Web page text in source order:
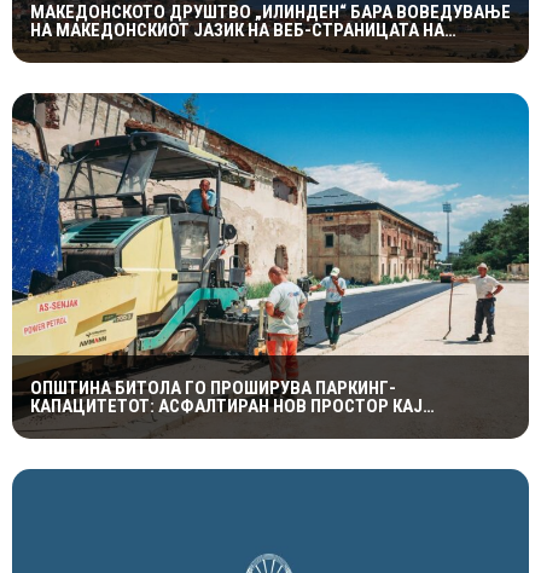
МАКЕДОНСКОТО ДРУШТВО „ИЛИНДЕН“ БАРА ВОВЕДУВАЊЕ
НА МАКЕДОНСКИОТ ЈАЗИК НА ВЕБ-СТРАНИЦАТА НА
ОПШТИНА ПУСТЕЦ
ОПШТИНА БИТОЛА ГО ПРОШИРУВА ПАРКИНГ-
КАПАЦИТЕТОТ: АСФАЛТИРАН НОВ ПРОСТОР КАЈ
ПОРАНЕШНАТА КАСАРНА